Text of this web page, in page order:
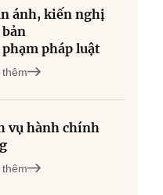
ánh, kiến nghị
phạm pháp luật
thêm
vụ hành chính
thêm